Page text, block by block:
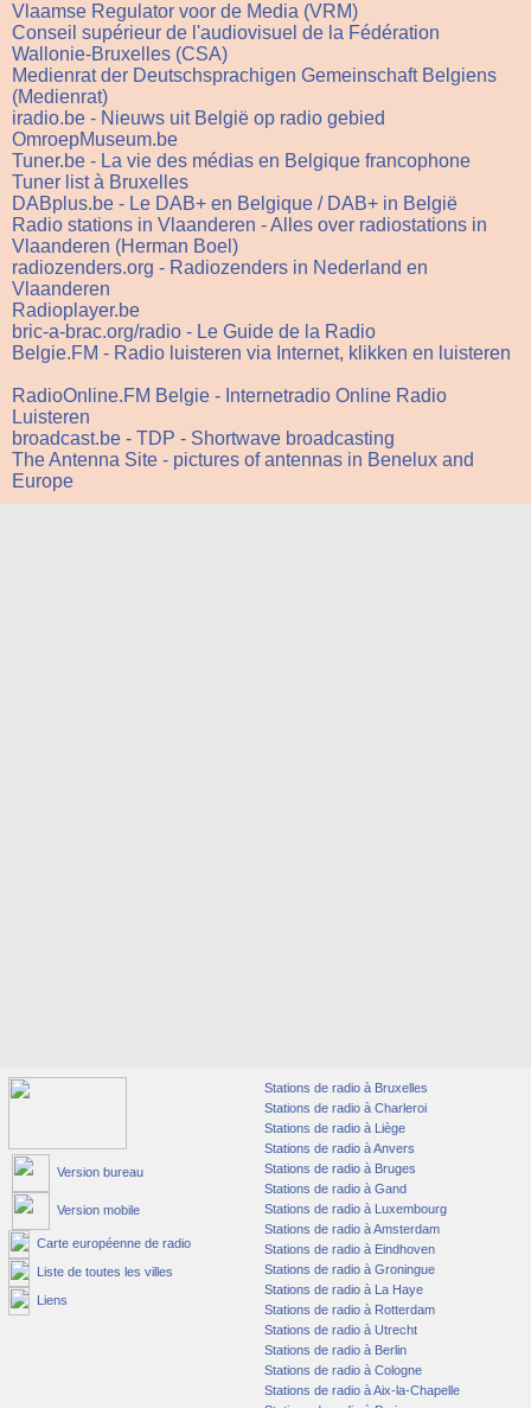
Vlaamse Regulator voor de Media (VRM)
Conseil supérieur de l'audiovisuel de la Fédération
Wallonie-Bruxelles (CSA)
Medienrat der Deutschsprachigen Gemeinschaft Belgiens
(Medienrat)
iradio.be - Nieuws uit België op radio gebied
OmroepMuseum.be
Tuner.be - La vie des médias en Belgique francophone
Tuner list à Bruxelles
DABplus.be - Le DAB+ en Belgique / DAB+ in België
Radio stations in Vlaanderen - Alles over radiostations in
Vlaanderen (Herman Boel)
radiozenders.org - Radiozenders in Nederland en
Vlaanderen
Radioplayer.be
bric-a-brac.org/radio - Le Guide de la Radio
Belgie.FM - Radio luisteren via Internet, klikken en luisteren
RadioOnline.FM Belgie - Internetradio Online Radio
Luisteren
broadcast.be - TDP - Shortwave broadcasting
The Antenna Site - pictures of antennas in Benelux and
Europe
Version bureau
Version mobile
Carte européenne de radio
Liste de toutes les villes
Liens
Stations de radio à Bruxelles
Stations de radio à Charleroi
Stations de radio à Liège
Stations de radio à Anvers
Stations de radio à Bruges
Stations de radio à Gand
Stations de radio à Luxembourg
Stations de radio à Amsterdam
Stations de radio à Eindhoven
Stations de radio à Groningue
Stations de radio à La Haye
Stations de radio à Rotterdam
Stations de radio à Utrecht
Stations de radio à Berlin
Stations de radio à Cologne
Stations de radio à Aix-la-Chapelle